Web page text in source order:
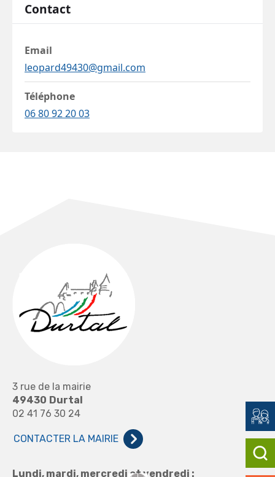
Contact
Email
leopard49430@gmail.com
Téléphone
06 80 92 20 03
3 rue de la mairie
49430 Durtal
02 41 76 30 24
CONTACTER LA MAIRIE
Lundi, mardi, mercredi et vendredi :